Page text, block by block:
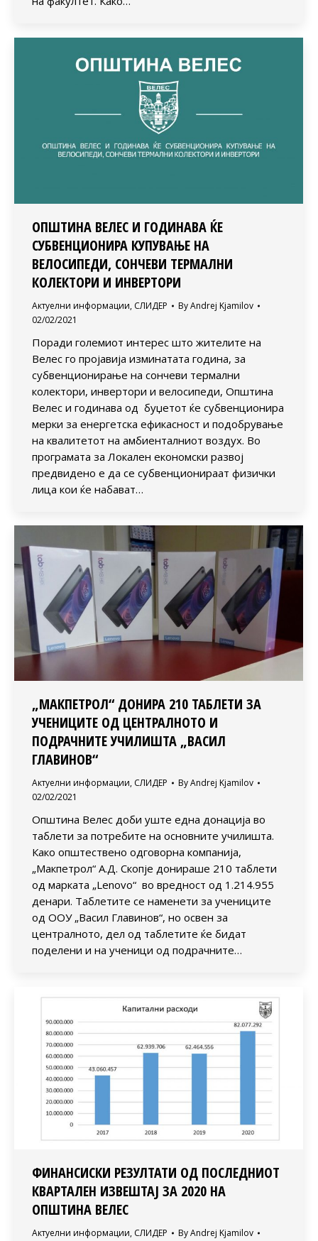
ОПШТИНА ВЕЛЕС И ГОДИНАВА ЌЕ
СУБВЕНЦИОНИРА КУПУВАЊЕ НА
ВЕЛОСИПЕДИ, СОНЧЕВИ ТЕРМАЛНИ
КОЛЕКТОРИ И ИНВЕРТОРИ
Актуелни информации, СЛИДЕР ByAndrej Kjamilov
02/02/2021
Поради големиот интерес што жителите на
Велес го пројавија изминатата година, за
субвенционирање на сончеви термални
колектори, инвертори и велосипеди, Општина
Велес и годинава од буџетот ќе субвенционира
мерки за енергетска ефикасност и подобрување
на квалитетот на амбиенталниот воздух. Во
програмата за Локален економски развој
предвидено е да се субвенционираат физички
лица кои ќе набават…
„МАКПЕТРОЛ“ ДОНИРА 210 ТАБЛЕТИ ЗА
УЧЕНИЦИТЕ ОД ЦЕНТРАЛНОТО И
ПОДРАЧНИТЕ УЧИЛИШТА „ВАСИЛ
ГЛАВИНОВ“
Актуелни информации, СЛИДЕР ByAndrej Kjamilov
02/02/2021
Општина Велес доби уште една донација во
таблети за потребите на основните училишта.
Како општествено одговорна компанија,
„Макпетрол“ А.Д. Скопје донираше 210 таблети
од марката „Lenovo“ во вредност од 1.214.955
денари. Таблетите се наменети за учениците
од ООУ „Васил Главинов“, но освен за
централното, дел од таблетите ќе бидат
поделени и на ученици од подрачните…
ФИНАНСИСКИ РЕЗУЛТАТИ ОД ПОСЛЕДНИОТ
КВАРТАЛЕН ИЗВЕШТАЈ ЗА 2020 НА
ОПШТИНА ВЕЛЕС
Актуелни информации, СЛИДЕР ByAndrej Kjamilov